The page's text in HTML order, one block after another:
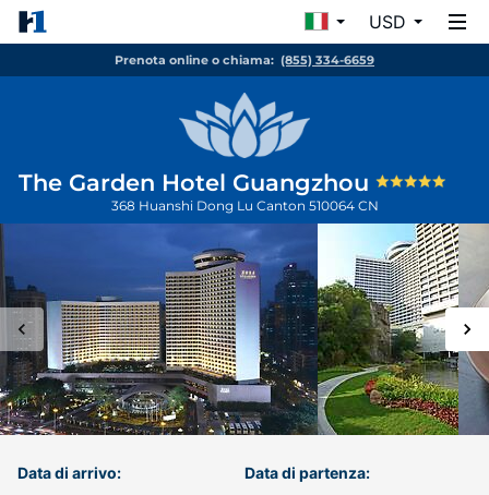
USD
Prenota online o chiama: (855) 334-6659
The Garden Hotel Guangzhou
368 Huanshi Dong Lu Canton 510064 CN
Data di arrivo: Data di partenza: